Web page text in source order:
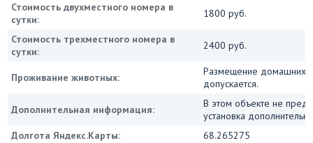
Стоимость двухместного номера в
сутки:
1800 руб.
Стоимость трехместного номера в
сутки:
2400 руб.
Проживание животных:
Размещение домашних
допускается.
Дополнительная информация:
В этом объекте не
установка
Долгота Яндекс.Карты:
68.265275